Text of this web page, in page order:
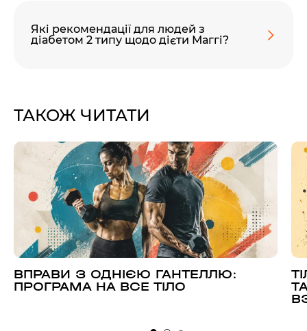
Які рекомендації для людей з
діабетом 2 типу щодо дієти Маггі?
ТАКОЖ ЧИТАТИ
ВПРАВИ З ОДНІЄЮ ГАНТЕЛЛЮ:
ПРОГРАМА НА ВСЕ ТІЛО